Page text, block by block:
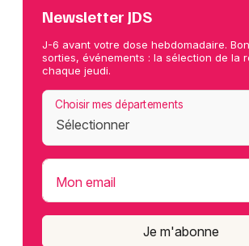
Newsletter JDS
J-6 avant votre dose hebdomadaire.
sorties, événements : la sélection de la
chaque jeudi.
Choisir mes départements
Mon email
Je m'abonne